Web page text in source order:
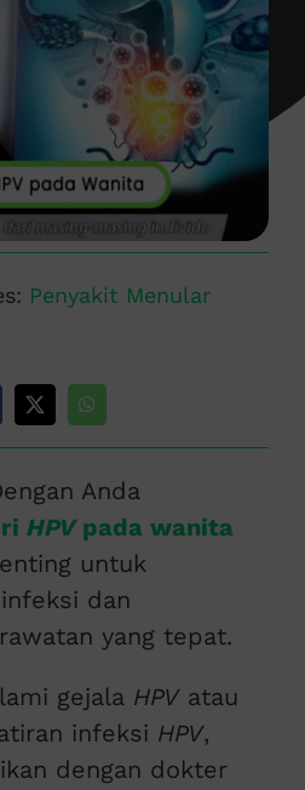
Penyakit Menular
Anda
HPVpada wanita
untuk
dan
yang tepat.
gejala HPVatau
infeksi HPV,
dengan dokter